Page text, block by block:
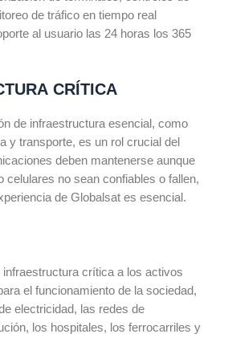
de tráfico en tiempo real
al usuario las 24 horas los 365
CRÍTICA
de infraestructura esencial, como
y transporte, es un rol crucial del
deben mantenerse aunque
celulares no sean confiables o fallen,
de Globalsat es esencial.
crítica a los activos
el funcionamiento de la sociedad,
electricidad, las redes de
los hospitales, los ferrocarriles y